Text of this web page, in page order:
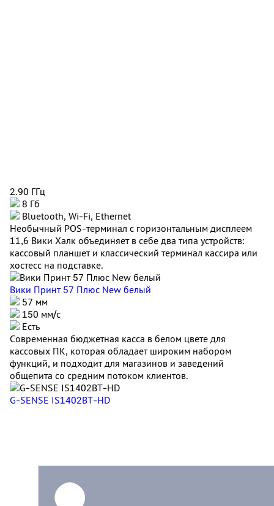
2.90 ГГц
8 Гб
Bluetooth, Wi-Fi, Ethernet
Необычный POS-терминал с горизонтальным дисплеем
11,6 Вики Халк объединяет в себе два типа устройств:
кассовый планшет и классический терминал кассира или
хостесс на подставке.
Вики Принт 57 Плюс New белый
57 мм
150 мм/с
Есть
Современная бюджетная касса в белом цвете для
кассовых ПК, которая обладает широким набором
функций, и подходит для магазинов и заведений
общепита со средним потоком клиентов.
G-SENSE IS1402BT-HD